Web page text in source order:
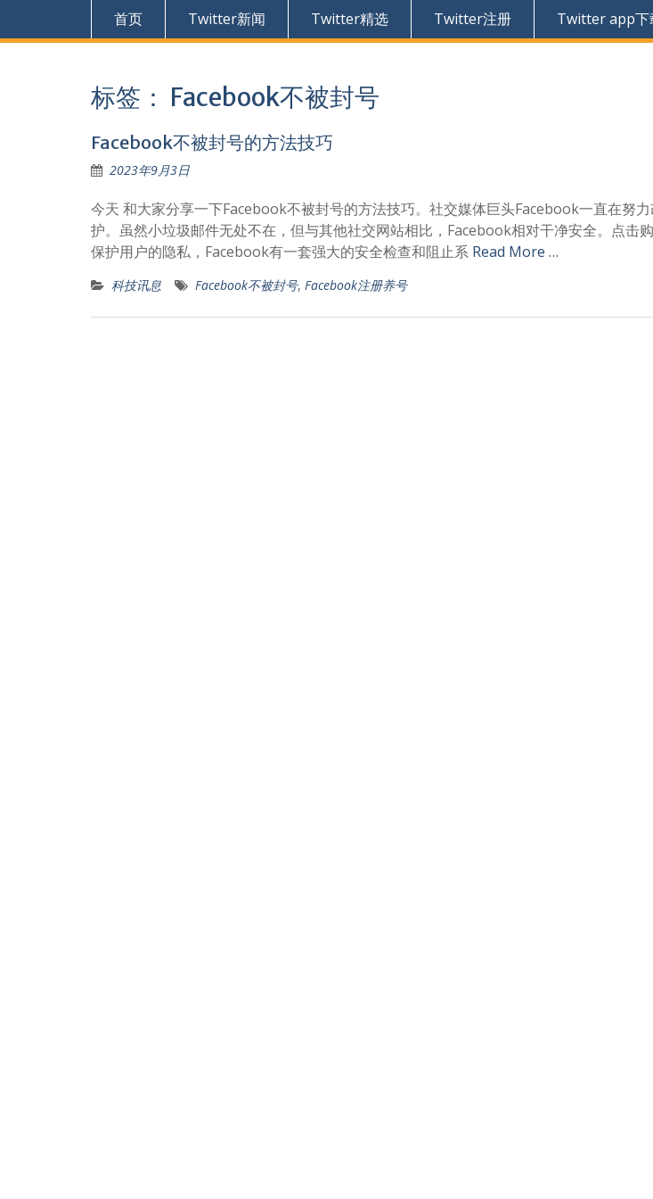
首页 Twitter新闻 Twitter精选 Twitter注册 Twitter app下
标签： Facebook不被封号
Facebook不被封号的方法技巧
2023年9月3日
今天 和大家分享一下Facebook不被封号的方法技巧。社交媒体巨头Facebook一直在努
护。虽然小垃圾邮件无处不在，但与其他社交网站相比，Facebook相对干净安全。点击
保护用户的隐私，Facebook有一套强大的安全检查和阻止系 Read More …
科技讯息 Facebook不被封号, Facebook注册养号